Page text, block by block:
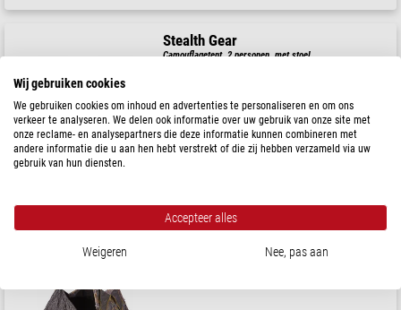
Stealth Gear
Camouflagetent, 2 personen, met stoel
$ 207,00
Stealth Gear
Wij gebruiken cookies
We gebruiken cookies om inhoud en advertenties te personaliseren en om ons
verkeer te analyseren. We delen ook informatie over uw gebruik van onze site met
onze reclame- en analysepartners die deze informatie kunnen combineren met
andere informatie die u aan hen hebt verstrekt of die zij hebben verzameld via uw
gebruik van hun diensten.
Accepteer alles
Weigeren Nee, pas aan